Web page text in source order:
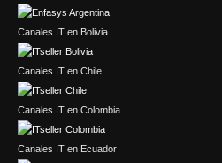
Canales IT en Bolivia
Canales IT en Chile
Canales IT en Colombia
Canales IT en Ecuador